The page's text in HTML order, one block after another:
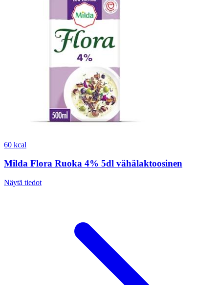
60 kcal
Milda Flora Ruoka 4% 5dl vähälaktoosinen
Näytä tiedot